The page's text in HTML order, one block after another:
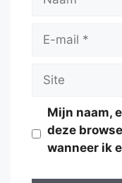
Site
Mijn naam,
deze
wanneer ik